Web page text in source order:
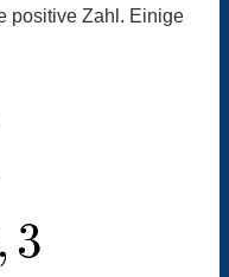
positive Zahl. Einige